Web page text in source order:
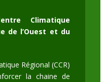
Climatique
de l’Ouest et du
Régional (CCR)
la chaine de